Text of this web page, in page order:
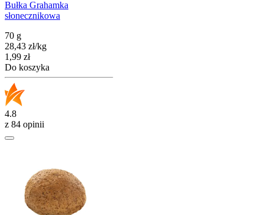
Bułka Grahamka
słonecznikowa
70 g
28,43 zł/kg
Cena
1,99 zł
Do koszyka
4.8
z 84 opinii